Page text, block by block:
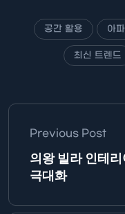
공간 활용 아
최신 트렌드
Previous Post
의왕 빌라 인테
극대화